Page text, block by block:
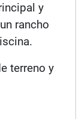
y
rancho
terreno y